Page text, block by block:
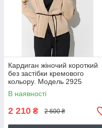
Кардиган жіночий короткий
без застібки кремового
кольору. Модель 2925
В наявності
2 210 ₴ 2 600 ₴